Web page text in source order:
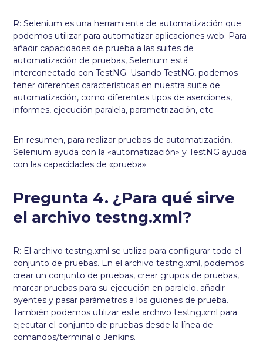
R: Selenium es una herramienta de automatización que
podemos utilizar para automatizar aplicaciones web. Para
añadir capacidades de prueba a las suites de
automatización de pruebas, Selenium está
interconectado con TestNG. Usando TestNG, podemos
tener diferentes características en nuestra suite de
automatización, como diferentes tipos de aserciones,
informes, ejecución paralela, parametrización, etc.
En resumen, para realizar pruebas de automatización,
Selenium ayuda con la «automatización» y TestNG ayuda
con las capacidades de «prueba».
Pregunta 4. ¿Para qué sirve
el archivo testng.xml?
R: El archivo testng.xml se utiliza para configurar todo el
conjunto de pruebas. En el archivo testng.xml, podemos
crear un conjunto de pruebas, crear grupos de pruebas,
marcar pruebas para su ejecución en paralelo, añadir
oyentes y pasar parámetros a los guiones de prueba.
También podemos utilizar este archivo testng.xml para
ejecutar el conjunto de pruebas desde la línea de
comandos/terminal o Jenkins.